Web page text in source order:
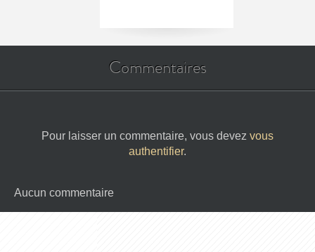
Commentaires
Pour laisser un commentaire, vous devez vous
authentifier.
Aucun commentaire